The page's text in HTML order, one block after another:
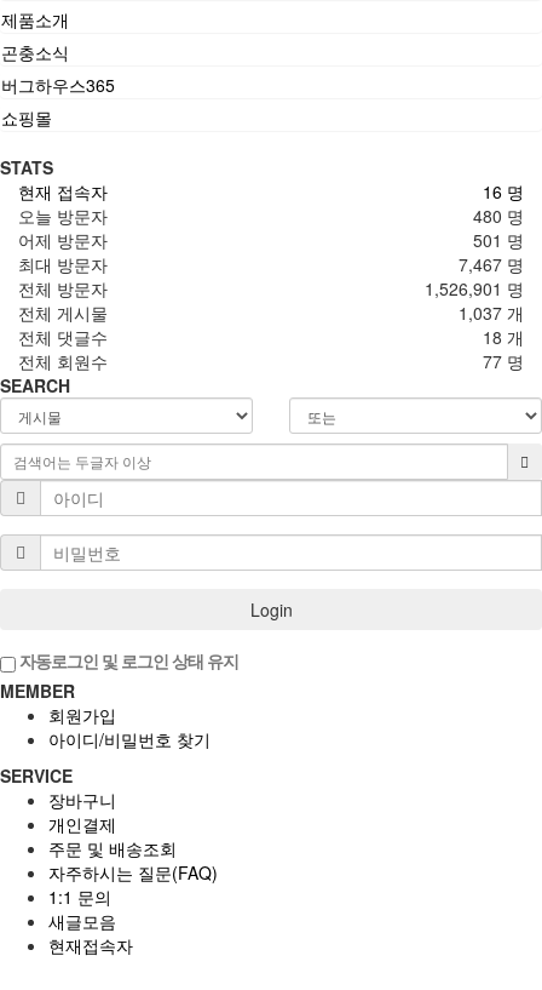
제품소개
곤충소식
버그하우스365
쇼핑몰
STATS
16 명
현재 접속자
480 명
오늘 방문자
501 명
어제 방문자
7,467 명
최대 방문자
1,526,901 명
전체 방문자
1,037 개
전체 게시물
18 개
전체 댓글수
77 명
전체 회원수
SEARCH
Login
자동로그인 및 로그인 상태 유지
MEMBER
회원가입
아이디/비밀번호 찾기
SERVICE
장바구니
개인결제
주문 및 배송조회
자주하시는 질문(FAQ)
1:1 문의
새글모음
현재접속자